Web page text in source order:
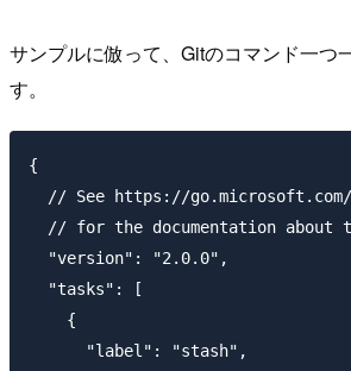
サンプルに倣って、Gitのコマンド一つ
す。
{
// See https://
// for the documentation about
  "version": "2.0.0",
  "tasks": [
    {
      "label": "stash",